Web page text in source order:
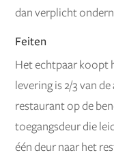
dan verplicht
Feiten
Het echtpaar koopt
levering is 2/3 van
restaurant op de
toegangsdeur die
één deur naar het